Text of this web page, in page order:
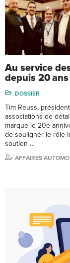
Au service
depuis 20 ans
DOSSIER
Tim Reuss,
associations de
marque le 20e
de souligner le rôle
soutien …
AFFAIRES